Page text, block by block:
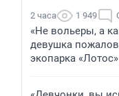
2 часа 1 949
«Не вольеры, а
девушка
экопарка